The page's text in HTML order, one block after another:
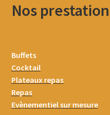
Nos
Buffets
Cocktail
Plateaux repas
Repas
Evènementiel sur mesure